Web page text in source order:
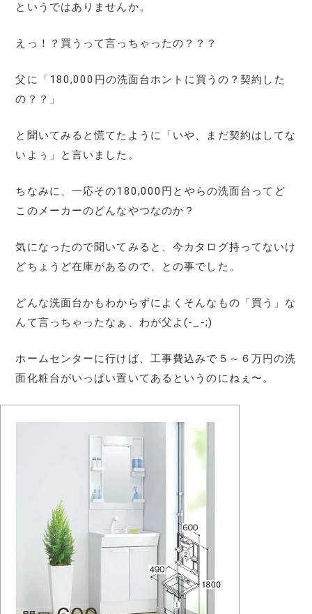
というではありませんか。
えっ！？買うって言っちゃったの？？？
父に「180,000円の洗面台ホントに買うの？契約した
の？？」
と聞いてみると慌てたように「いや、まだ契約はしてな
いよぅ」と言いました。
ちなみに、一応その180,000円とやらの洗面台ってど
このメーカーのどんなやつなのか？
気になったので聞いてみると、今カタログ持ってないけ
どちょうど在庫があるので、との事でした。
どんな洗面台かもわからずによくそんなもの「買う」な
んて言っちゃったなぁ、わが父よ(-_-;)
ホームセンターに行けば、工事費込みで５～６万円の洗
面化粧台がいっぱい置いてあるというのにねぇ〜。